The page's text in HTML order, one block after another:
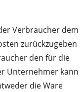
Verbraucher dem
zurückzugeben
den für die
Unternehmer kann
die Ware